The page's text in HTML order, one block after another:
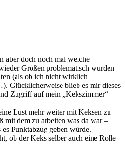
aber doch noch mal welche
Größen problematisch wurden
(als ob ich nicht wirklich
Glücklicherweise blieb es mir dieses
Zugriff auf mein „Kekszimmer“
Lust mehr weiter mit Keksen zu
mit dem zu arbeiten was da war –
Punktabzug geben würde.
ob der Keks selber auch eine Rolle